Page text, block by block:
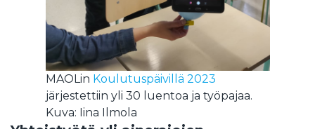
MAOLin Koulutuspäivillä 2023
järjestettiin yli 30 luentoa ja työpajaa.
Kuva: Iina Ilmola